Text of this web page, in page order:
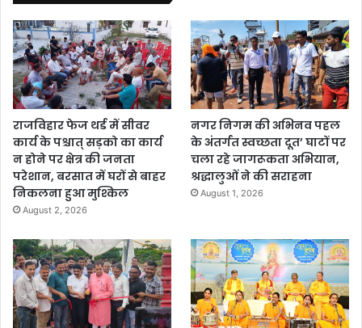
राजविहार फेज थर्ड में सीवर
कार्य के पश्चात् सड़को का कार्य
न होने पर क्षेत्र की जनता
परेशान, बरसात में घरों से बाहर
निकलना हुआ मुश्किल
August 2, 2026
नगर निगम की अभिनव पहल
के अंतर्गत स्वच्छता दूत’ घाटों पर
चला रहे जागरूकता अभियान,
श्रद्धालुओं ने की सराहना
August 1, 2026